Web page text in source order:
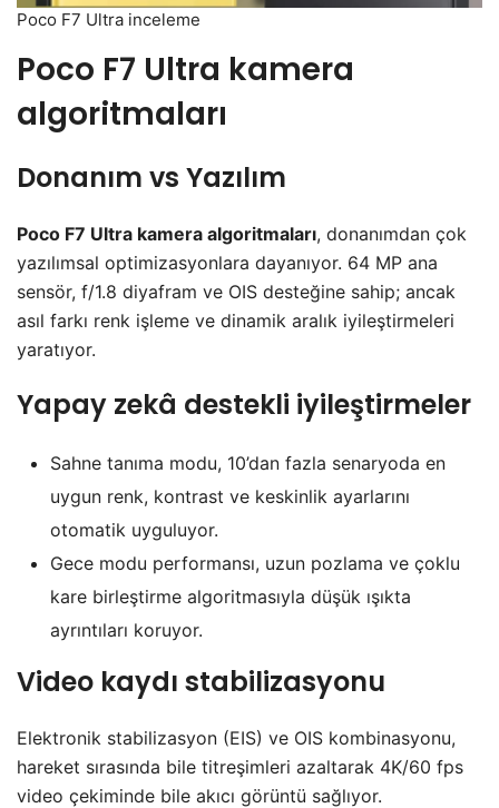
Poco F7 Ultra inceleme
Poco F7 Ultra kamera
algoritmaları
Donanım vs Yazılım
Poco F7 Ultra kamera algoritmaları, donanımdan çok
yazılımsal optimizasyonlara dayanıyor. 64 MP ana
sensör, f/1.8 diyafram ve OIS desteğine sahip; ancak
asıl farkı renk işleme ve dinamik aralık iyileştirmeleri
yaratıyor.
Yapay zekâ destekli iyileştirmeler
Sahne tanıma modu, 10’dan fazla senaryoda en
uygun renk, kontrast ve keskinlik ayarlarını
otomatik uyguluyor.
Gece modu performansı, uzun pozlama ve çoklu
kare birleştirme algoritmasıyla düşük ışıkta
ayrıntıları koruyor.
Video kaydı stabilizasyonu
Elektronik stabilizasyon (EIS) ve OIS kombinasyonu,
hareket sırasında bile titreşimleri azaltarak 4K/60 fps
video çekiminde bile akıcı görüntü sağlıyor.